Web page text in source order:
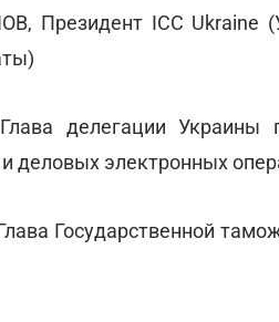
Президент ICC Ukraine
делегации
деловых электронных
Государственной